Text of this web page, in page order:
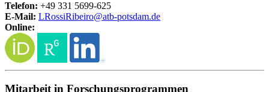
Telefon: +49 331 5699-625
E-Mail: LRossiRibeiro@atb-potsdam.de
Online:
Mitarbeit in Forschungsprogrammen